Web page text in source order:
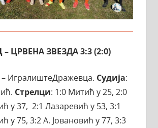
ЦРВЕНА ЗВЕЗДА 3:3 (2:0)
ИгралиштеДражевца. Судија:
Стрелци: 1:0 Митић у 25, 2:0
у 37, 2:1 Лазаревић у 53, 3:1
у 75, 3:2 А. Јовановић у 77, 3:3